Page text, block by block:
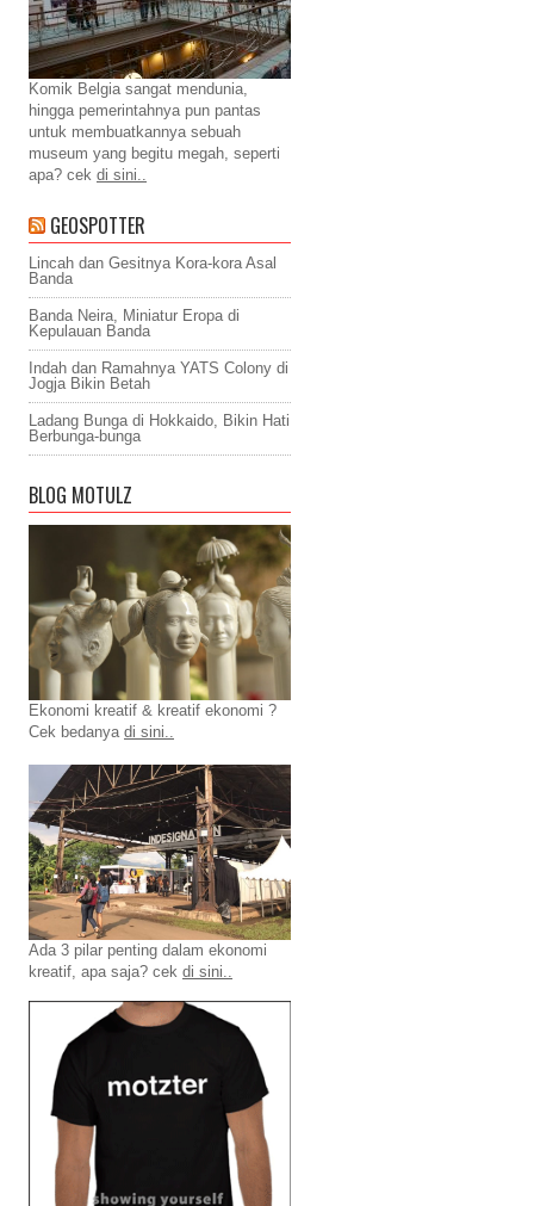
Komik Belgia sangat mendunia,
hingga pemerintahnya pun pantas
untuk membuatkannya sebuah
museum yang begitu megah, seperti
apa? cek di sini..
GEOSPOTTER
Lincah dan Gesitnya Kora-kora Asal
Banda
Banda Neira, Miniatur Eropa di
Kepulauan Banda
Indah dan Ramahnya YATS Colony di
Jogja Bikin Betah
Ladang Bunga di Hokkaido, Bikin Hati
Berbunga-bunga
BLOG MOTULZ
Ekonomi kreatif & kreatif ekonomi ?
Cek bedanya di sini..
Ada 3 pilar penting dalam ekonomi
kreatif, apa saja? cek di sini..